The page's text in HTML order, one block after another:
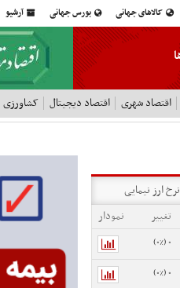
کالاهای جهانی بورس جهانی آرشیو
اقتصاد شهری اقتصاد دیجیتال کشاورزی
نرخ ارز نیمایی
تغییر
نمودار
0 (0%)
0 (0%)